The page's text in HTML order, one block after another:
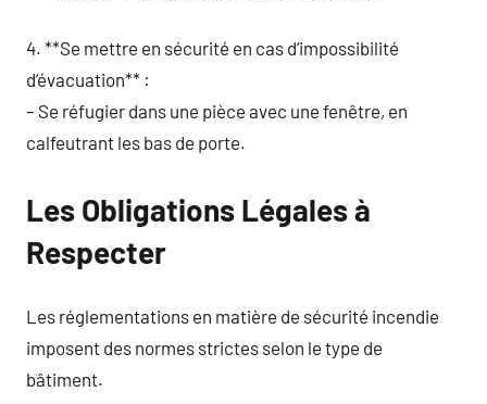
4. **Se mettre en sécurité en cas d’impossibilité
d’évacuation** :
– Se réfugier dans une pièce avec une fenêtre, en
calfeutrant les bas de porte.
Les Obligations Légales à
Respecter
Les réglementations en matière de sécurité incendie
imposent des normes strictes selon le type de
bâtiment.